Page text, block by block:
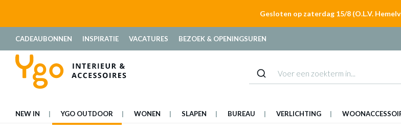
Gesloten op zaterdag 15/8 (O.L.V.
CADEAUBONNEN INSPIRATIE VACATURES BEZOEK & OPENINGSUREN
NEW IN YGO OUTDOOR WONEN SLAPEN BUREAU VERLICHTING